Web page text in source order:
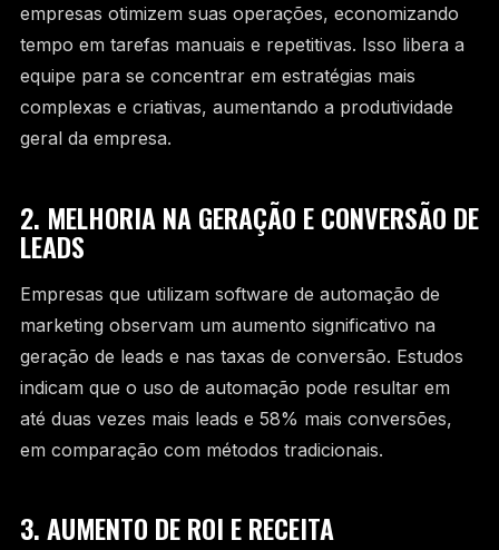
empresas otimizem suas operações, economizando
tempo em tarefas manuais e repetitivas. Isso libera a
equipe para se concentrar em estratégias mais
complexas e criativas, aumentando a produtividade
geral da empresa.
2. MELHORIA NA GERAÇÃO E CONVERSÃO DE
LEADS
Empresas que utilizam software de automação de
marketing observam um aumento significativo na
geração de leads e nas taxas de conversão. Estudos
indicam que o uso de automação pode resultar em
até duas vezes mais leads e 58% mais conversões,
em comparação com métodos tradicionais.
3. AUMENTO DE ROI E RECEITA